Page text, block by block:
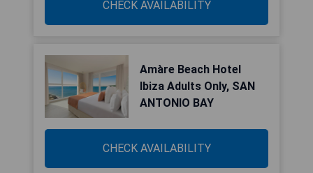
CHECK AVAILABILITY
Amàre Beach Hotel
Ibiza Adults Only, SAN
ANTONIO BAY
CHECK AVAILABILITY